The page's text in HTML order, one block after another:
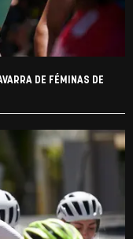
DE FÉMINAS DE